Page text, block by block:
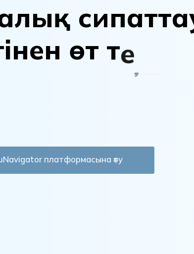
лық сипатта
інен өт те
платформасына өту